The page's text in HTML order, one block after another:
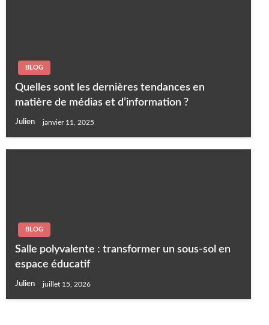
BLOG
Quelles sont les dernières tendances en
matière de médias et d’information ?
Julien janvier 11, 2025
BLOG
Salle polyvalente : transformer un sous-sol en
espace éducatif
Julien juillet 15, 2026